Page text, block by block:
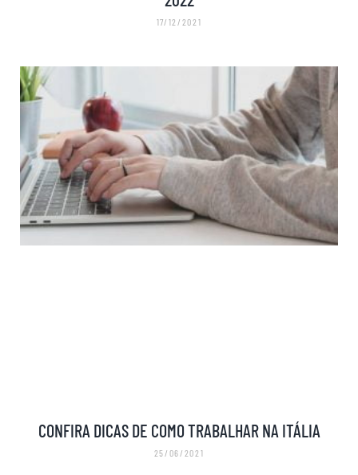
17/12/2021
CONFIRA DICAS DE COMO TRABALHAR NA ITÁLIA
25/06/2021